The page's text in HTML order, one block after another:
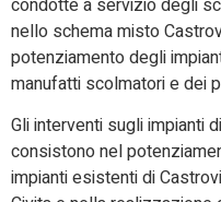
nello schema misto
potenziamento degli
manufatti scolmatori e dei
Gli interventi sugli impianti
consistono nel
impianti esistenti di